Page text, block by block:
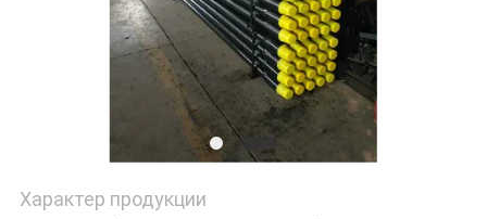
Характер продукции